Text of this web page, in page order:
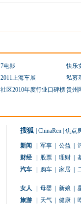
7电影
快乐
2011上海车展
私募
社区2010年度行业口碑榜贵州
搜狐 ChinaRen 焦点
新闻 军事 公益
财经
股票 理财
汽车
购车 家居
女人 母婴 新娘
旅游
天气 健康